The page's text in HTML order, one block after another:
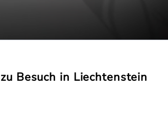
Besuch in Liechtenstein